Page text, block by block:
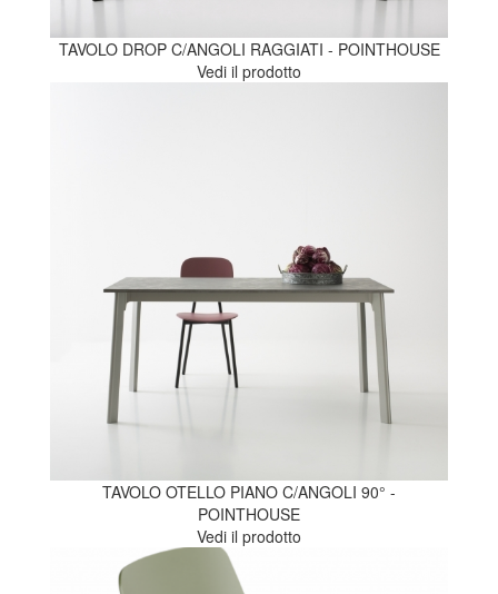
TAVOLO DROP C/ANGOLI RAGGIATI - POINTHOUSE
Vedi il prodotto
TAVOLO OTELLO PIANO C/ANGOLI 90° -
POINTHOUSE
Vedi il prodotto